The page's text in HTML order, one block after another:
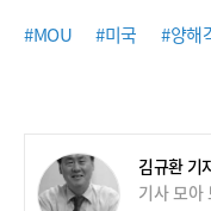
#MOU #미국 #양해
김규환 기
기사 모아